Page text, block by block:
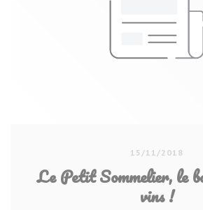
15/11/2018
Le Petit Sommelier, le
vins !